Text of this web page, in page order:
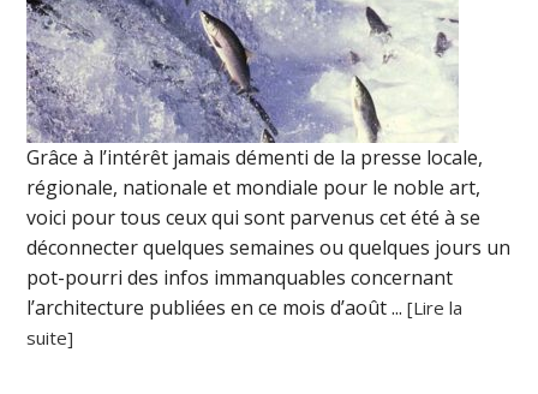
Grâce à l’intérêt jamais démenti de la presse locale,
régionale, nationale et mondiale pour le noble art,
voici pour tous ceux qui sont parvenus cet été à se
déconnecter quelques semaines ou quelques jours un
pot-pourri des infos immanquables concernant
l’architecture publiées en ce mois d’août ...[Lire la
suite]